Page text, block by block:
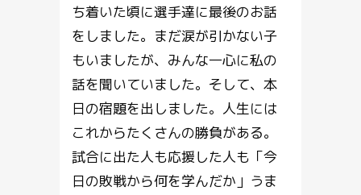
ち着いた頃に選手達に最後のお話
をしました。まだ涙が引かない子
もいましたが、みんな一心に私の
話を聞いていました。そして、本
日の宿題を出しました。人生には
これからたくさんの勝負がある。
試合に出た人も応援した人も「今
日の敗戦から何を学んだか」うま